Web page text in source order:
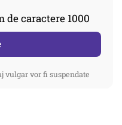
de caractere 1000
vulgar vor fi suspendate